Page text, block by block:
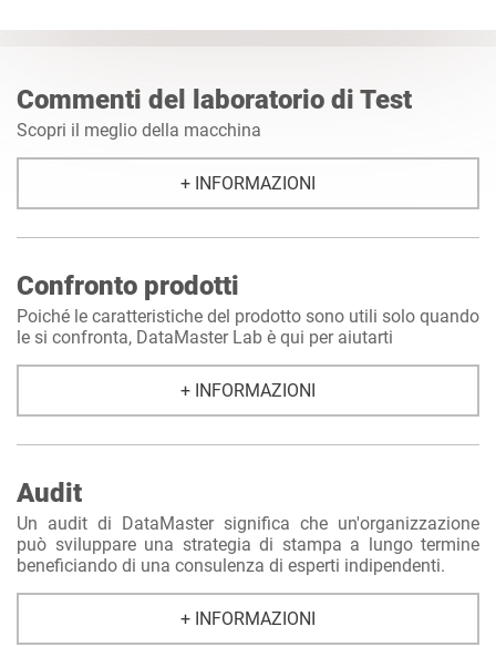
Commenti del laboratorio di Test
Scopri il meglio della macchina
+ INFORMAZIONI
Confronto prodotti
Poiché le caratteristiche del prodotto sono utili solo quando
le si confronta, DataMaster Lab è qui per aiutarti
+ INFORMAZIONI
Audit
Un audit di DataMaster significa che un'organizzazione
può sviluppare una strategia di stampa a lungo termine
beneficiando di una consulenza di esperti indipendenti.
+ INFORMAZIONI